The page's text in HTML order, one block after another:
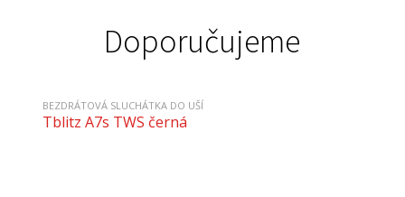
Doporučujeme
BEZDRÁTOVÁ SLUCHÁTKA DO UŠÍ
Tblitz A7s TWS černá